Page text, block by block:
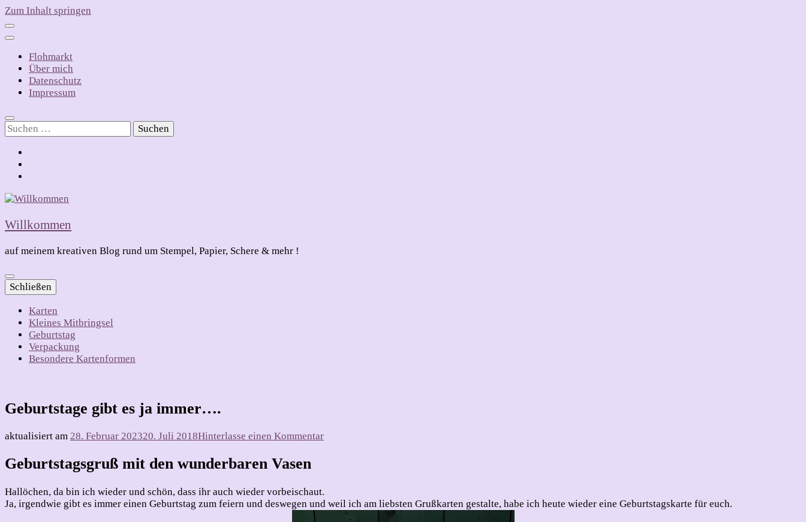
Zum Inhalt springen
Flohmarkt
Über mich
Datenschutz
Impressum
Suchen
nach:
Willkommen
auf meinem kreativen Blog rund um Stempel, Papier, Schere & mehr !
Schließen
Karten
Kleines Mitbringsel
Geburtstag
Verpackung
Besondere Kartenformen
Geburtstage gibt es ja immer….
aktualisiert am 28. Februar 202320. Juli 2018Hinterlasse einen Kommentarzu
immer….
Geburtstagsgruß mit den wunderbaren Vasen
Hallöchen, da bin ich wieder und schön, dass ihr auch wieder vorbeischaut.
Ja, irgendwie gibt es immer einen Geburtstag zum feiern und deswegen und weil ich am liebsten Grußkarten gestalte, habe ich heute wieder eine Geburtstagskarte für euch.